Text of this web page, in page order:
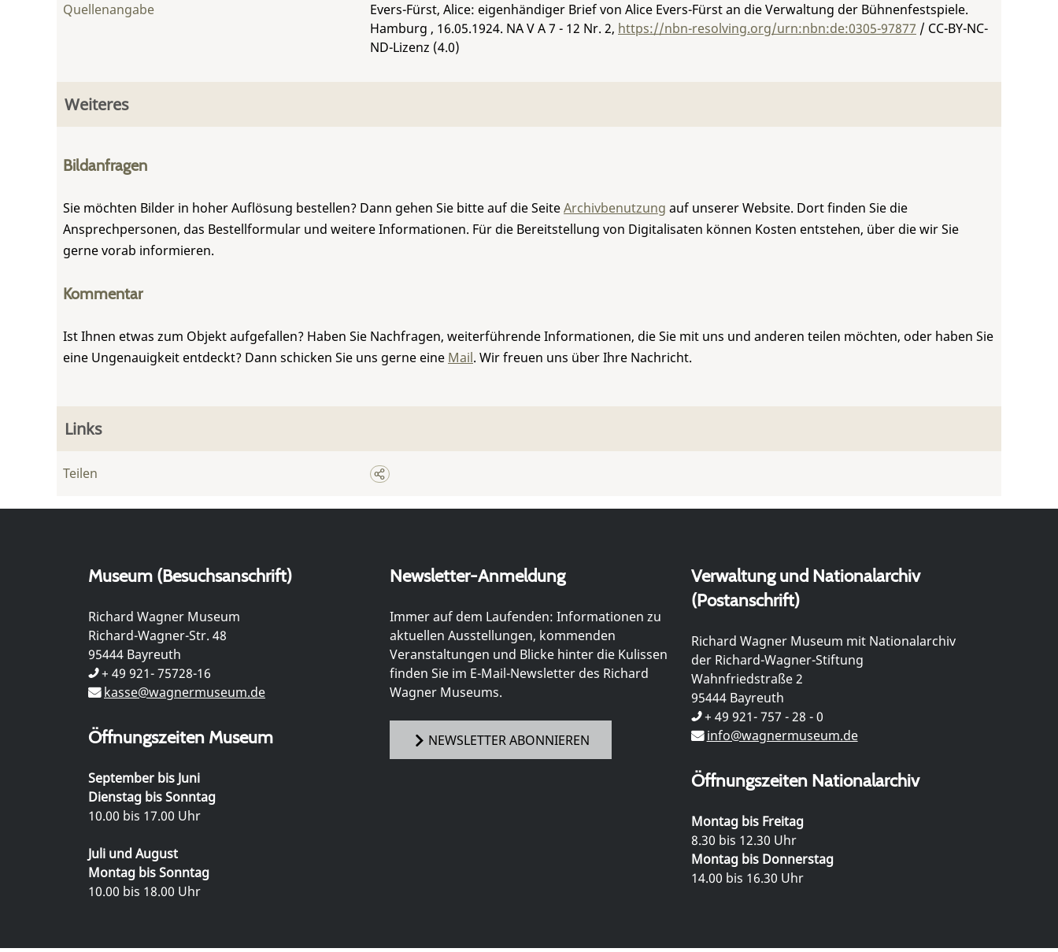
Quellenangabe
Evers-Fürst, Alice: eigenhändiger Brief von Alice Evers-Fürst an die Verwaltung der Bühnenfestspiele.
Hamburg , 16.05.1924. NA V A 7 - 12 Nr. 2, https://nbn-resolving.org/urn:nbn:de:0305-97877 / CC-BY-NC-
ND-Lizenz (4.0)
Weiteres
Bildanfragen
Sie möchten Bilder in hoher Auflösung bestellen? Dann gehen Sie bitte auf die SeiteArchivbenutzung auf unserer Website. Dort finden Sie die
Ansprechpersonen, das Bestellformular und weitere Informationen. Für die Bereitstellung von Digitalisaten können Kosten entstehen, über die wir Sie
gerne vorab informieren.
Kommentar
Ist Ihnen etwas zum Objekt aufgefallen? Haben Sie Nachfragen, weiterführende Informationen, die Sie mit uns und anderen teilen möchten, oder haben Sie
eine Ungenauigkeit entdeckt? Dann schicken Sie uns gerne eine Mail. Wir freuen uns über Ihre Nachricht.
Links
Teilen
Museum (Besuchsanschrift)
Richard Wagner Museum
Richard-Wagner-Str. 48
95444 Bayreuth
+ 49 921- 75728-16
kasse@wagnermuseum.de
Öffnungszeiten Museum
September bis Juni
Dienstag bis Sonntag
10.00 bis 17.00 Uhr
Juli und August
Montag bis Sonntag
10.00 bis 18.00 Uhr
Newsletter-Anmeldung
Immer auf dem Laufenden: Informationen zu
aktuellen Ausstellungen, kommenden
Veranstaltungen und Blicke hinter die Kulissen
finden Sie im E-Mail-Newsletter des Richard
Wagner Museums.
NEWSLETTER ABONNIEREN
Verwaltung und Nationalarchiv
(Postanschrift)
Richard Wagner Museum mit Nationalarchiv
der Richard-Wagner-Stiftung
Wahnfriedstraße 2
95444 Bayreuth
+ 49 921- 757 - 28 - 0
info@wagnermuseum.de
Öffnungszeiten Nationalarchiv
Montag bis Freitag
8.30 bis 12.30 Uhr
Montag bis Donnerstag
14.00 bis 16.30 Uhr